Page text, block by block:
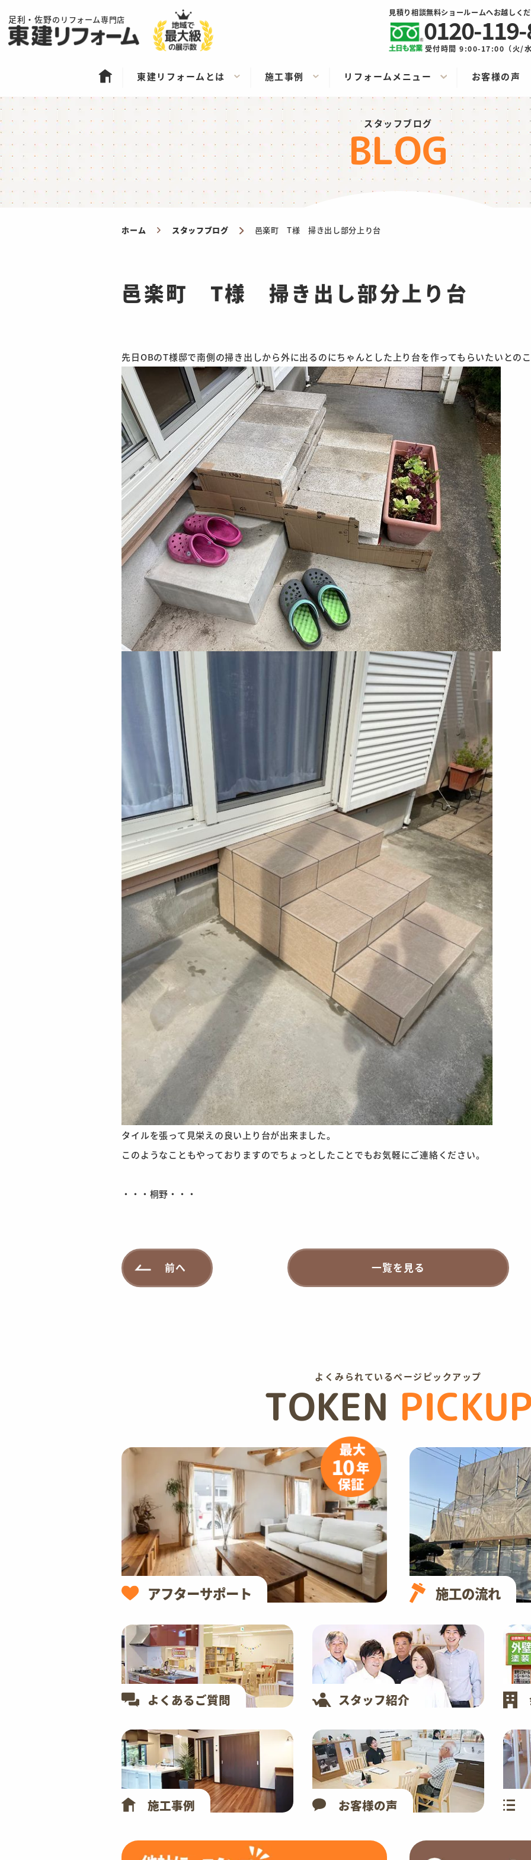
足利・佐野のリフォーム専門店
見積り相談無料ショールームへお越しく
0120-
受付時間 9:00-17:00（火/
東建リフォームとは 施工事例 リフォームメニュー お客様の声
スタッフブログ
BLOG
ホーム スタッフブログ 邑楽町 T様 掃き出し部分上り台
邑楽町 T様 掃き出し部分上り台
先日OBのT様邸で南側の掃き出しから外に出るのにちゃんとした上り台を作ってもらいたいとの
タイルを張って見栄えの良い上り台が出来ました。
このようなこともやっておりますのでちょっとしたことでもお気軽にご連絡ください。
・・・桐野・・・
前へ 一覧を見る
よくみられているページピックアップ
TOKEN
アフターサポート 施工の流れ
よくあるご質問 スタッフ紹介
施工事例 お客様の声